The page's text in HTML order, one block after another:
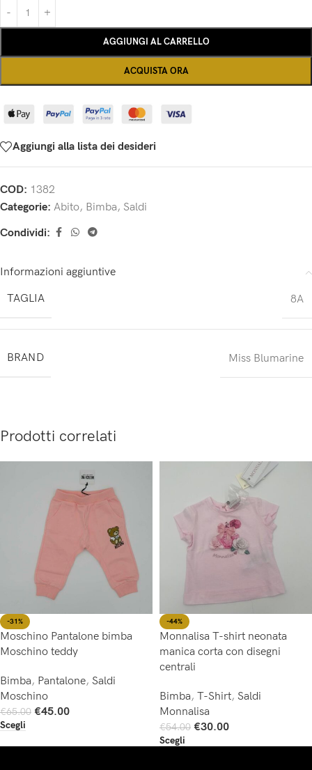
AGGIUNGI AL CARRELLO
ACQUISTA ORA
Aggiungi alla lista dei desideri
COD: 1382
Categorie: Abito, Bimba, Saldi
Condividi:
Informazioni aggiuntive
TAGLIA
8A
BRAND Miss Blumarine
Prodotti correlati
-31%
Moschino Pantalone bimba
Moschino teddy
Bimba, Pantalone, Saldi
Moschino
€65.00 €45.00
Scegli
-44%
Monnalisa T-shirt neonata
manica corta con disegni
centrali
Bimba, T-Shirt, Saldi
Monnalisa
€54.00 €30.00
Scegli